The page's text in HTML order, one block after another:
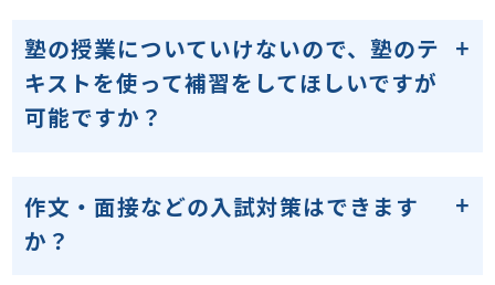
塾の授業についていけないので、塾のテ
キストを使って補習をしてほしいですが
可能ですか？
作文・面接などの入試対策はできます
か？